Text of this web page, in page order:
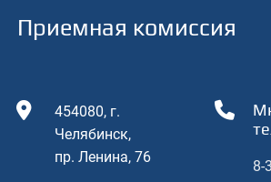
Приемная комиссия
454080, г.
Челябинcк,
пр. Ленина, 76
8-